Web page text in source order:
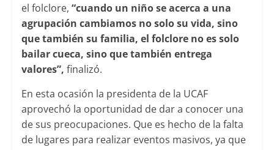
el folclore, “cuando un niño se acerca a una
agrupación cambiamos no solo su vida, sino
que también su familia, el folclore no es solo
bailar cueca, sino que también entrega
valores”, finalizó.
En esta ocasión la presidenta de la UCAF
aprovechó la oportunidad de dar a conocer una
de sus preocupaciones. Que es hecho de la falta
de lugares para realizar eventos masivos, ya que